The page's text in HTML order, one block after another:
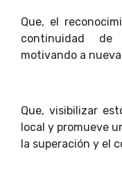
Que, el
continuidad de
motivando a
Que, visibilizar
local y promueve
la superación y el